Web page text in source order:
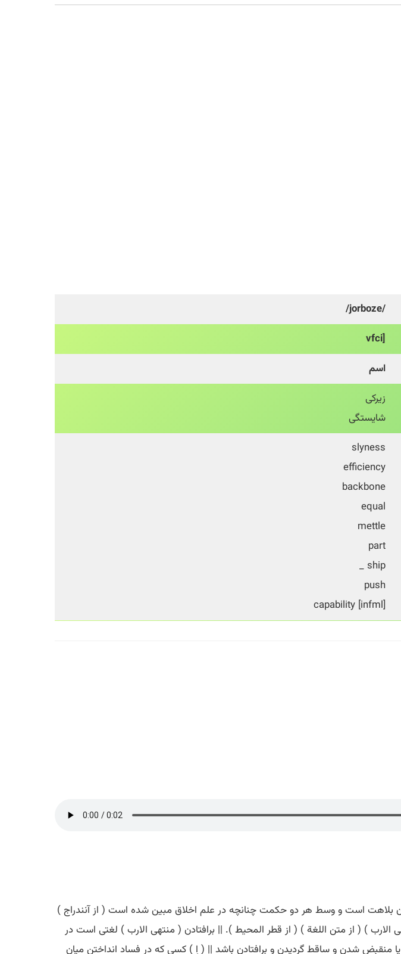
/jorboze/
[vfci
اسم
زیرکی
شایستگی
slyness
efficiency
backbone
equal
mettle
part
ship _
push
[infml] capability
بلاهت است و وسط هر دو حکمت چنانچه در علم اخلاق مبین شده است ( از آنندراج )
( از منتهی الارب ) ( از متن اللغة ) ( از قطر المحیط ). || برافتادن ( منتهی الارب ) لغتی است در
منقبض شدن و ساقط گردیدن و برافتادن باشد || ( اِ ) کسی که در فساد انداختن میان